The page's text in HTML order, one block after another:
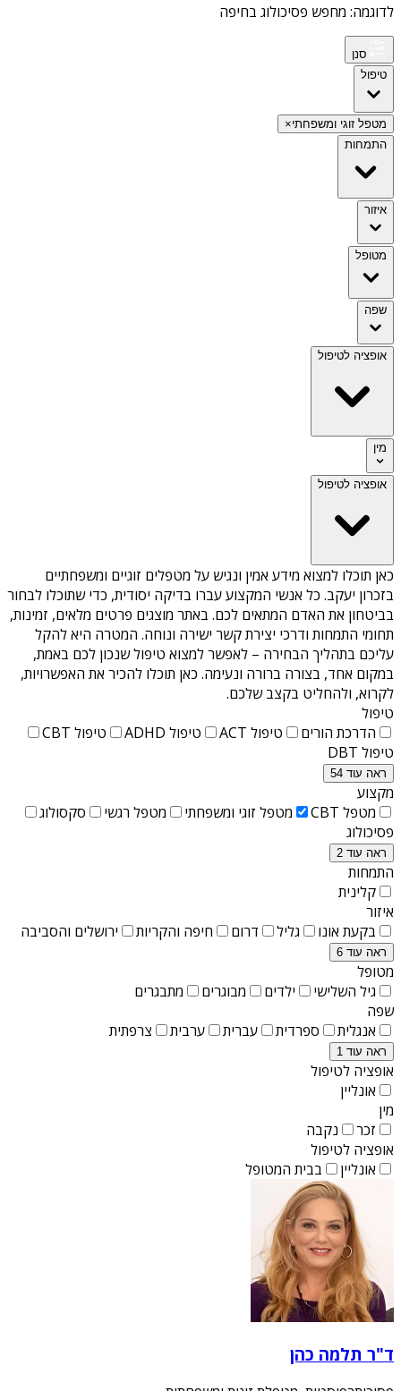
לדוגמה: מחפש פסיכולוג בחיפה
סנן
טיפול
מטפל זוגי ומשפחתי×
התמחות
איזור
מטופל
שפה
אופציה לטיפול
מין
אופציה לטיפול
כאן תוכלו למצוא מידע אמין ונגיש על מטפלים זוגיים ומשפחתיים
בזכרון יעקב. כל אנשי המקצוע עברו בדיקה יסודית, כדי שתוכלו לבחור
בביטחון את האדם המתאים לכם. באתר מוצגים פרטים מלאים, זמינות,
תחומי התמחות ודרכי יצירת קשר ישירה ונוחה. המטרה היא להקל
עליכם בתהליך הבחירה – לאפשר למצוא טיפול שנכון לכם באמת,
במקום אחד, בצורה ברורה ונעימה. כאן תוכלו להכיר את האפשרויות,
לקרוא, ולהחליט בקצב שלכם.
טיפול
הדרכת הורים
טיפול ACT טיפול ADHD
טיפול CBT
טיפול DBT
ראה עוד 54
מקצוע
מטפל CBT
מטפל זוגי ומשפחתי מטפל רגשי
סקסולוג
פסיכולוג
ראה עוד 2
התמחות
קלינית
איזור
בקעת אונו
גליל דרום חיפה והקריות ירושלים והסביבה
ראה עוד 6
מטופל
גיל השלישי
ילדים מבוגרים
מתבגרים
שפה
אנגלית
ספרדית עברית ערבית צרפתית
ראה עוד 1
אופציה לטיפול
אונליין
מין
זכר
נקבה
אופציה לטיפול
אונליין
בבית המטופל
ד"ר תלמה כהן